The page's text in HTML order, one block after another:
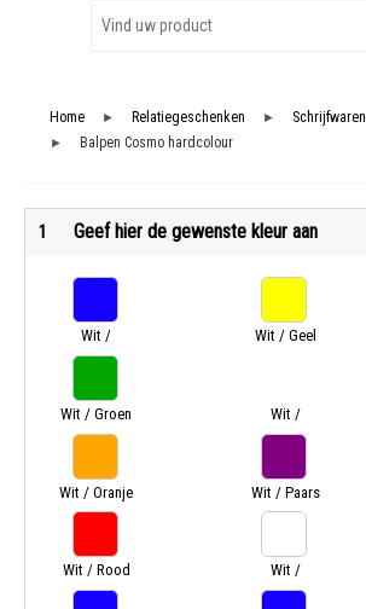
Home ► Relatiegeschenken ► Schrijfwaren
► Balpen Cosmo hardcolour
1 Geef hier de gewenste kleur aan
Wit /
Donkerblauw
Wit / Geel
Wit / Groen
Wit /
Lichtblauw
Wit / Oranje Wit / Paars
Wit / Rood
Wit /
Turquoise